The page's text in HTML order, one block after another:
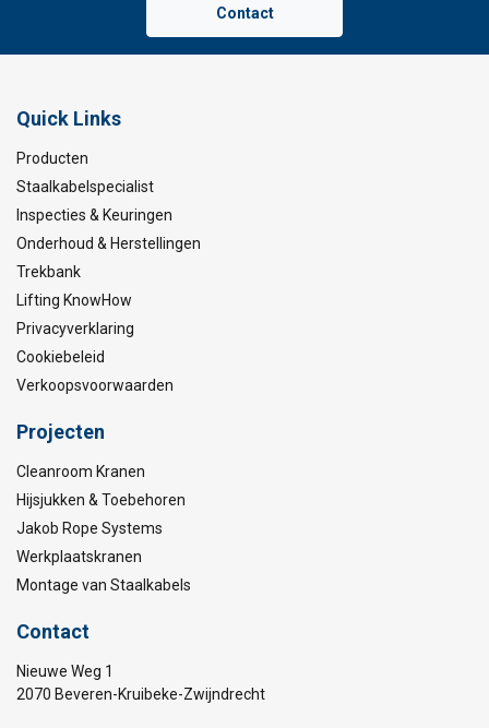
Contact
Quick Links
Producten
Staalkabelspecialist
Inspecties & Keuringen
Onderhoud & Herstellingen
Trekbank
Lifting KnowHow
Privacyverklaring
Cookiebeleid
Verkoopsvoorwaarden
Projecten
Cleanroom Kranen
Hijsjukken & Toebehoren
Jakob Rope Systems
Werkplaatskranen
Montage van Staalkabels
Contact
Nieuwe Weg 1
2070 Beveren-Kruibeke-Zwijndrecht